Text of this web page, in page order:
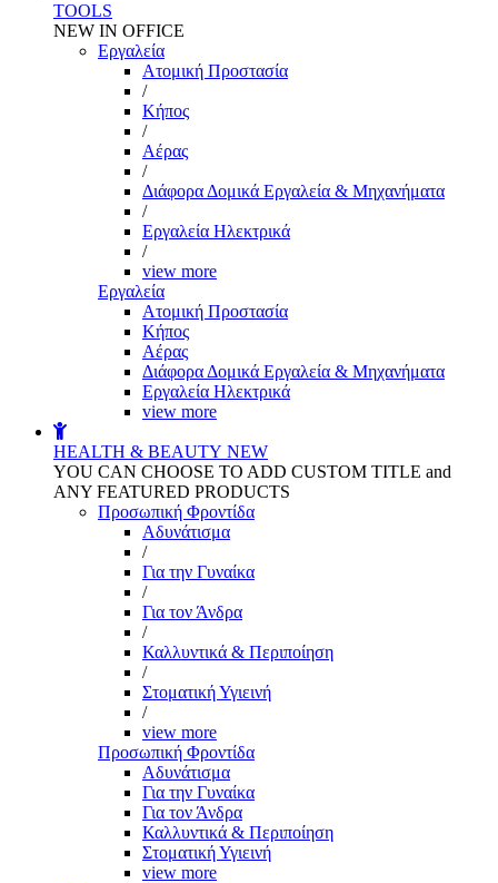
TOOLS
NEW IN OFFICE
Εργαλεία
Aτομική Προστασία
/
Kήπος
/
Αέρας
/
Διάφορα Δομικά Εργαλεία & Μηχανήματα
/
Εργαλεία Ηλεκτρικά
/
view more
Εργαλεία
Aτομική Προστασία
Kήπος
Αέρας
Διάφορα Δομικά Εργαλεία & Μηχανήματα
Εργαλεία Ηλεκτρικά
view more
HEALTH & BEAUTY NEW
YOU CAN CHOOSE TO ADD CUSTOM TITLE and
ANY FEATURED PRODUCTS
Προσωπική Φροντίδα
Αδυνάτισμα
/
Για την Γυναίκα
/
Για τον Άνδρα
/
Καλλυντικά & Περιποίηση
/
Στοματική Υγιεινή
/
view more
Προσωπική Φροντίδα
Αδυνάτισμα
Για την Γυναίκα
Για τον Άνδρα
Καλλυντικά & Περιποίηση
Στοματική Υγιεινή
view more